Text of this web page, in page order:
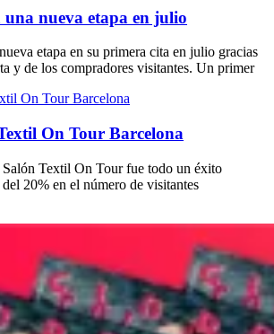
nueva etapa en julio
etapa en su primera cita en julio gracias
y de los compradores visitantes. Un primer
On Tour Barcelona
Textil On Tour fue todo un éxito
20% en el número de visitantes